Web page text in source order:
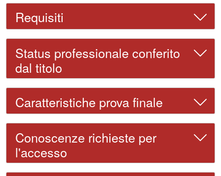
Requisiti
Status professionale conferito
dal titolo
Caratteristiche prova finale
Conoscenze richieste per
l'accesso